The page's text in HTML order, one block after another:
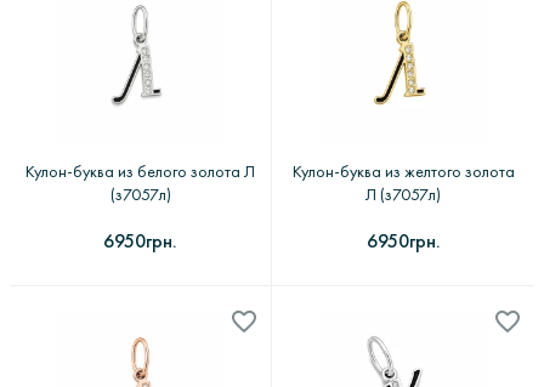
Кулон-буква из белого золота Л
(з7057л)
6950грн.
Кулон-буква из желтого золота
Л (з7057л)
6950грн.